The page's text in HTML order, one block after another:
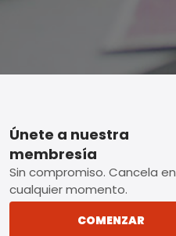
Footer
Únete a nuestra
membresía
Sin compromiso. Cancela en
cualquier momento.
COMENZAR